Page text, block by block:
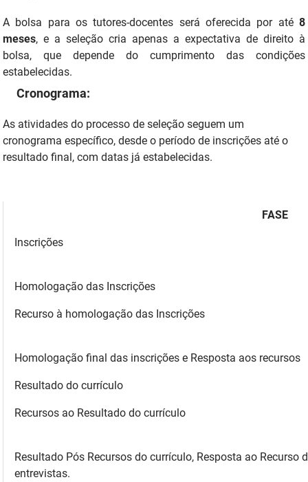
A bolsa para os tutores-docentes será oferecida por até 8
meses, e a seleção cria apenas a expectativa de direito à
bolsa, que depende do cumprimento das condições
estabelecidas.
Cronograma:
As atividades do processo de seleção seguem um
cronograma específico, desde o período de inscrições até o
resultado final, com datas já estabelecidas.
FASE
Inscrições
Homologação das Inscrições
Recurso à homologação das Inscrições
Homologação final das inscrições e Resposta aos recursos
Resultado do currículo
Recursos ao Resultado do currículo
Resultado Pós Recursos do currículo, Resposta ao
entrevistas.